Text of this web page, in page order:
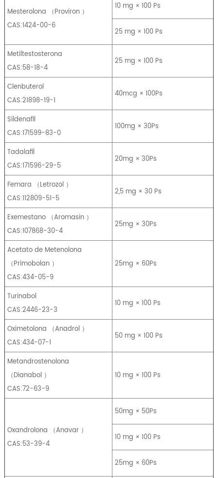
Mesterolona （Proviron ）
CAS:1424-00-6
10 mg × 100 Ps
25 mg × 100 Ps
Metiltestosterona
CAS:58-18-4
25 mg × 100 Ps
Clenbuterol
CAS:21898-19-1
40mcg × 100Ps
Sildenafil
CAS:171599-83-0
100mg × 30Ps
Tadalafil
CAS:171596-29-5
20mg × 30Ps
Femara （Letrozol ）
CAS:112809-51-5
2,5 mg × 30 Ps
Exemestano （Aromasin ）
CAS:107868-30-4
25mg × 30Ps
Acetato de Metenolona
（Primobolan ）
CAS:434-05-9
25mg × 60Ps
Turinabol
CAS:2446-23-3
10 mg × 100 Ps
Oximetolona （Anadrol ）
CAS:434-07-1
50 mg × 100 Ps
Metandrostenolona
（Dianabol ）
CAS:72-63-9
10 mg × 100 Ps
Oxandrolona （Anavar ）
CAS:53-39-4
50mg × 50Ps
10 mg × 100 Ps
25mg × 60Ps